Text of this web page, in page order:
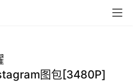
图包[3480P]